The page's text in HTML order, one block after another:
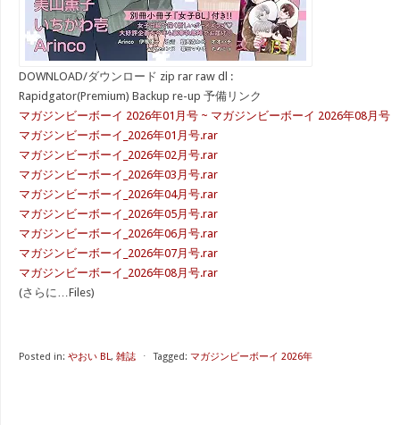
DOWNLOAD/ダウンロード zip rar raw dl :
Rapidgator(Premium) Backup re-up 予備リンク
マガジンビーボーイ 2026年01月号 ~ マガジンビーボーイ 2026年08月号
マガジンビーボーイ_2026年01月号.rar
マガジンビーボーイ_2026年02月号.rar
マガジンビーボーイ_2026年03月号.rar
マガジンビーボーイ_2026年04月号.rar
マガジンビーボーイ_2026年05月号.rar
マガジンビーボーイ_2026年06月号.rar
マガジンビーボーイ_2026年07月号.rar
マガジンビーボーイ_2026年08月号.rar
(さらに…Files)
Posted in: やおい BL, 雑誌 ⋅ Tagged: マガジンビーボーイ 2026年